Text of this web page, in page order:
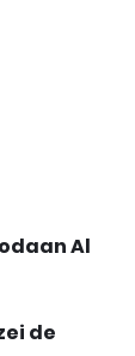
Al
de